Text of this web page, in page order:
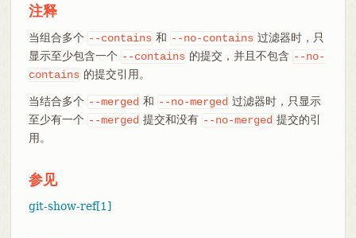
注释
当组合多个 --contains 和 --no-contains 过滤器时，只
显示至少包含一个 --contains 的提交，并且不包含 --no-
contains 的提交引用。
当结合多个 --merged 和 --no-merged 过滤器时，只显示
至少有一个 --merged 提交和没有 --no-merged 提交的引
用。
参见
git-show-ref[1]